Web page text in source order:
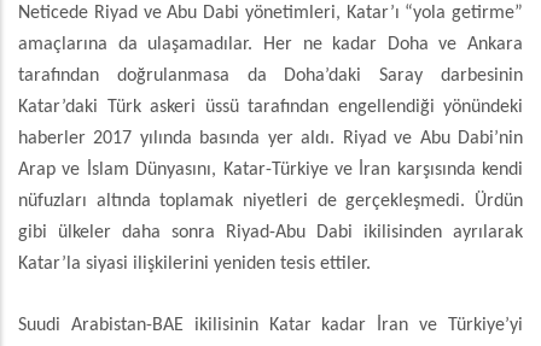
Neticede Riyad ve Abu Dabi yönetimleri, Katar’ı “yola getirme”
amaçlarına da ulaşamadılar. Her ne kadar Doha ve Ankara
tarafından doğrulanmasa da Doha’daki Saray darbesinin
Katar’daki Türk askeri üssü tarafından engellendiği yönündeki
haberler 2017 yılında basında yer aldı. Riyad ve Abu Dabi’nin
Arap ve İslam Dünyasını, Katar-Türkiye ve İran karşısında kendi
nüfuzları altında toplamak niyetleri de gerçekleşmedi. Ürdün
gibi ülkeler daha sonra Riyad-Abu Dabi ikilisinden ayrılarak
Katar’la siyasi ilişkilerini yeniden tesis ettiler.
Suudi Arabistan-BAE ikilisinin Katar kadar İran ve Türkiye’yi